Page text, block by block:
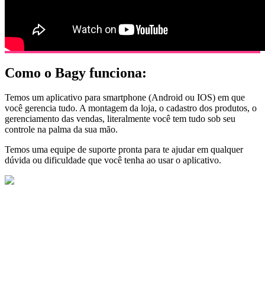
Como o Bagy funciona:
Temos um aplicativo para smartphone (Android ou IOS) em que
você gerencia tudo. A montagem da loja, o cadastro dos produtos, o
gerenciamento das vendas, literalmente você tem tudo sob seu
controle na palma da sua mão.
Temos uma equipe de suporte pronta para te ajudar em qualquer
dúvida ou dificuldade que você tenha ao usar o aplicativo.